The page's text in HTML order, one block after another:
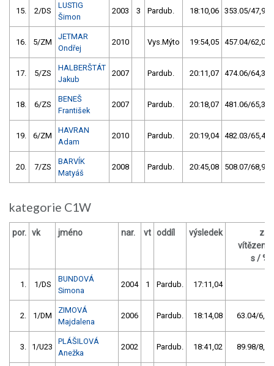
15. 2/DS
LUSTIG
Šimon
2003 3 Pardub. 18:10,06 353.05/47,9
16. 5/ZM
JETMAR
Ondřej
2010 Vys.Mýto 19:54,05 457.04/62,0
17. 5/ZS
HALBERŠTÁT
Jakub
2007 Pardub. 20:11,07 474.06/64,3
18. 6/ZS
BENEŠ
František
2007 Pardub. 20:18,07 481.06/65,3
19. 6/ZM
HAVRAN
Adam
2010 Pardub. 20:19,04 482.03/65,4
20. 7/ZS
BARVÍK
Matyáš
2008 Pardub. 20:45,08 508.07/68,9
kategorie C1W
por. vk jméno nar. vt oddíl výsledek
za
vítězem
s / %
1. 1/DS
BUNDOVÁ
Simona
2004 1 Pardub. 17:11,04
2. 1/DM
ZIMOVÁ
Majdalena
2006 Pardub. 18:14,08 63.04/6,1
3. 1/U23
PLÁŠILOVÁ
Anežka
2002 Pardub. 18:41,02 89.98/8,7